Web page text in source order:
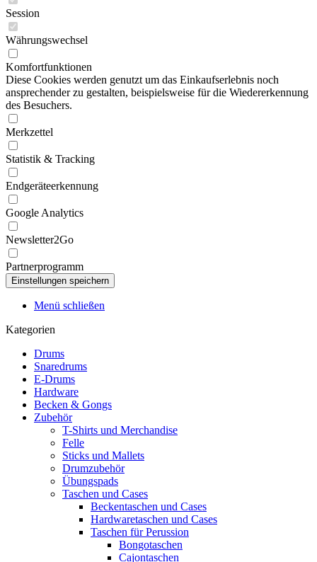
Session
Währungswechsel
Komfortfunktionen
Diese Cookies werden genutzt um das Einkaufserlebnis noch
ansprechender zu gestalten, beispielsweise für die Wiedererkennung
des Besuchers.
Merkzettel
Statistik & Tracking
Endgeräteerkennung
Google Analytics
Newsletter2Go
Partnerprogramm
Menü schließen
Kategorien
Drums
Snaredrums
E-Drums
Hardware
Becken & Gongs
Zubehör
T-Shirts und Merchandise
Felle
Sticks und Mallets
Drumzubehör
Übungspads
Taschen und Cases
Beckentaschen und Cases
Hardwaretaschen und Cases
Taschen für Perussion
Bongotaschen
Cajontaschen